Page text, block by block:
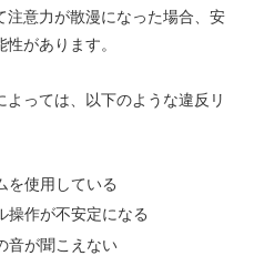
注意力が散漫になった場合、安
があります。
っては、以下のような違反リ
を使用している
操作が不安定になる
音が聞こえない